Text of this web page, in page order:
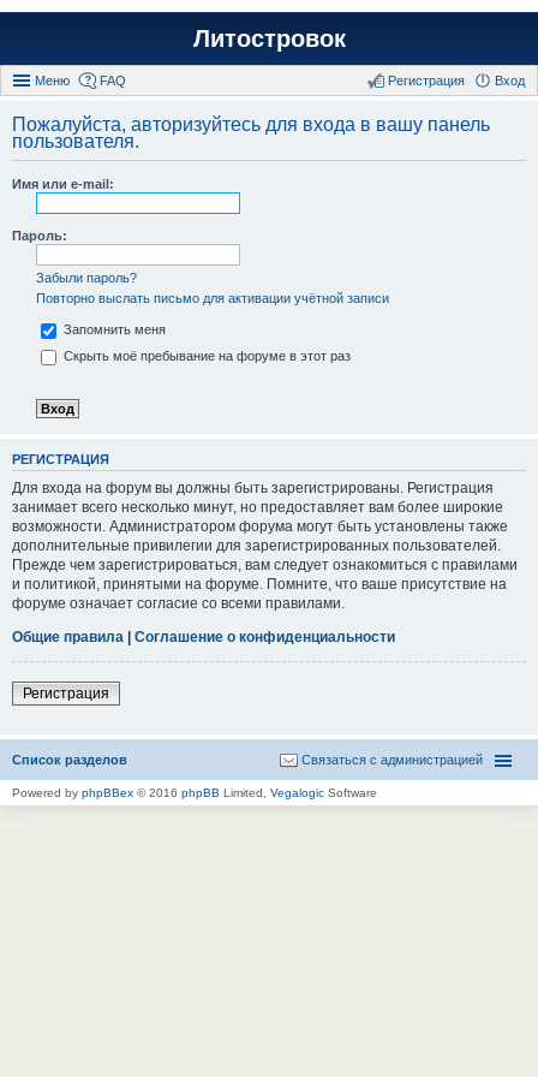
Литостровок
Меню FAQ Вход
Регистрация
Пожалуйста, авторизуйтесь для входа в вашу панель
пользователя.
Имя или e-mail:
Пароль:
Забыли пароль?
Повторно выслать письмо для активации учётной записи
Запомнить меня
Скрыть моё пребывание на форуме в этот раз
РЕГИСТРАЦИЯ
Для входа на форум вы должны быть зарегистрированы. Регистрация
занимает всего несколько минут, но предоставляет вам более широкие
возможности. Администратором форума могут быть установлены также
дополнительные привилегии для зарегистрированных пользователей.
Прежде чем зарегистрироваться, вам следует ознакомиться с правилами
и политикой, принятыми на форуме. Помните, что ваше присутствие на
форуме означает согласие со всеми правилами.
Общие правила | Соглашение о конфиденциальности
Регистрация
Список разделов Связаться с администрацией
Powered by phpBBex © 2016 phpBB Limited, Vegalogic Software